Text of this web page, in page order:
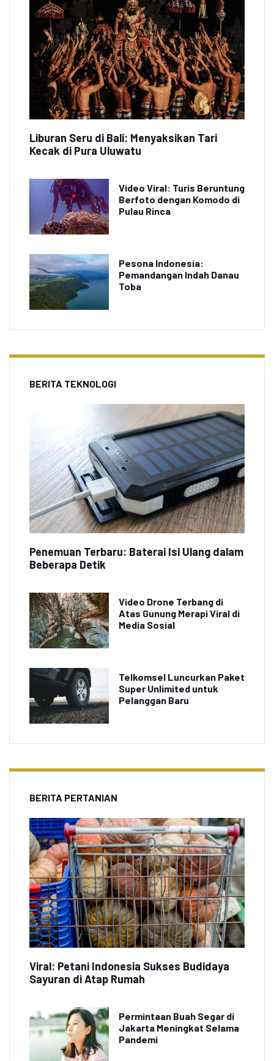
Liburan Seru di Bali: Menyaksikan Tari
Kecak di Pura Uluwatu
Video Viral: Turis Beruntung
Berfoto dengan Komodo di
Pulau Rinca
Pesona Indonesia:
Pemandangan Indah Danau
Toba
BERITA TEKNOLOGI
Penemuan Terbaru: Baterai Isi Ulang dalam
Beberapa Detik
Video Drone Terbang di
Atas Gunung Merapi Viral di
Media Sosial
Telkomsel Luncurkan Paket
Super Unlimited untuk
Pelanggan Baru
BERITA PERTANIAN
Viral: Petani Indonesia Sukses Budidaya
Sayuran di Atap Rumah
Permintaan Buah Segar di
Jakarta Meningkat Selama
Pandemi